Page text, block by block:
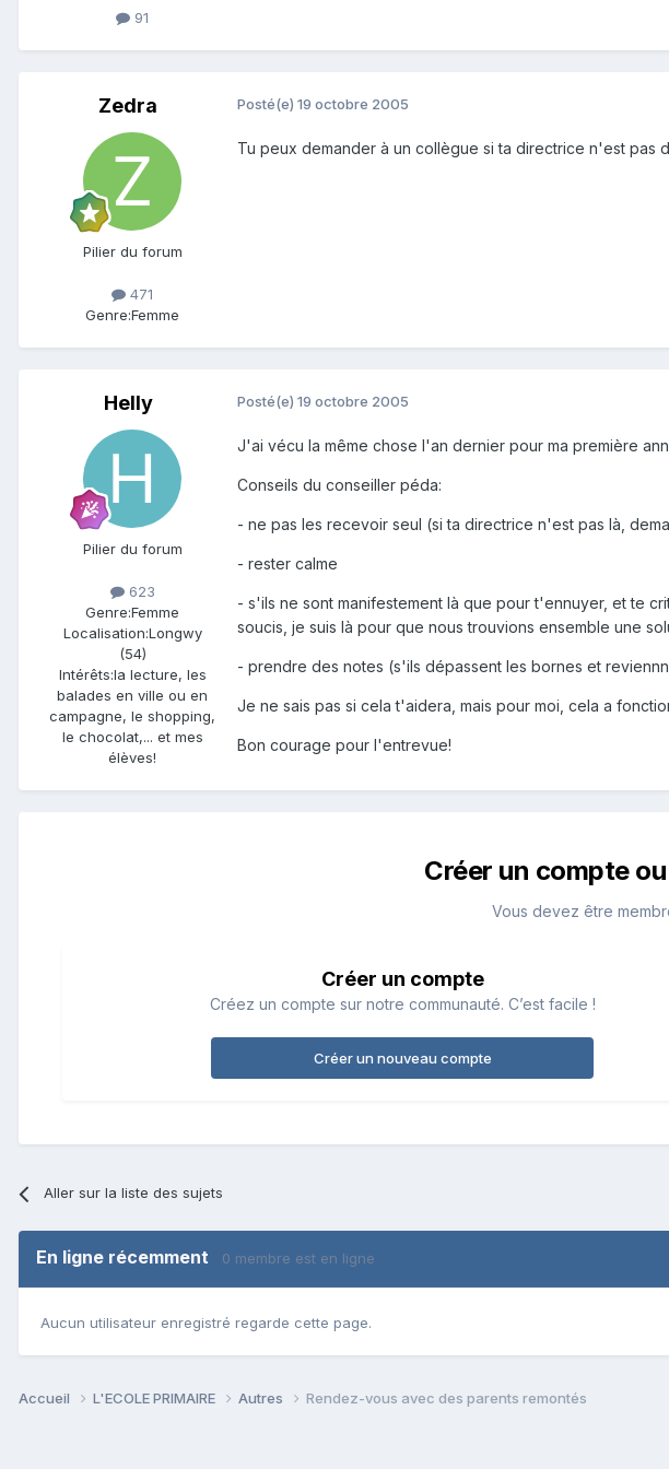
91
Zedra
Pilier du forum
471
Genre:Femme
Posté(e) 19 octobre 2005
Tu peux demander à un collègue si ta directrice n'est pas
Helly
Pilier du forum
623
Genre:Femme
Localisation:Longwy
(54)
Intérêts:la lecture, les
balades en ville ou en
campagne, le shopping,
le chocolat,... et mes
élèves!
Posté(e) 19 octobre 2005
J'ai vécu la même chose l'an dernier pour ma première
Conseils du conseiller péda:
- ne pas les recevoir seul (si ta directrice n'est pas là,
- rester calme
- s'ils ne sont manifestement là que pour t'ennuyer, et te
soucis, je suis là pour que nous trouvions ensemble une
- prendre des notes (s'ils dépassent les bornes et
Je ne sais pas si cela t'aidera, mais pour moi, cela a
Bon courage pour l'entrevue!
Créer un compte
Vous devez être
Créer un compte
Créez un compte sur notre communauté. C’est facile !
Créer un nouveau compte
Aller sur la liste des sujets
En ligne récemment 0 membre est en ligne
Aucun utilisateur enregistré regarde cette page.
Accueil L'ECOLE PRIMAIRE Autres Rendez-vous avec des parents remontés